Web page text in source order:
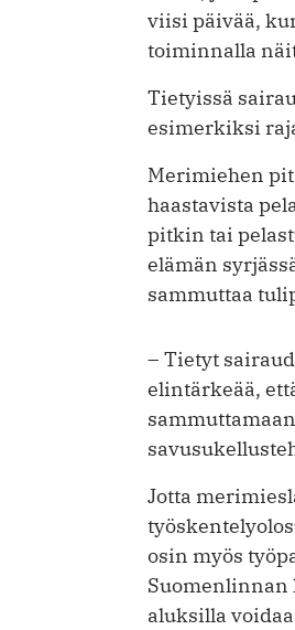
viisi päivää,
toiminnalla
Tietyissä
esimerkiksi
Merimiehen
haastavista
pitkin tai
elämän
sammuttaa
– Tietyt
elintärkeää,
Jotta
osin myös
Suomenlinnan
aluksilla